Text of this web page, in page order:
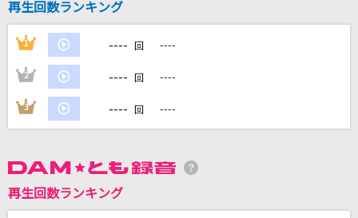
高橋洋樹
カラオケ最新情報をチェック！
再生回数ランキング
1 ---- 回 ----
2 ---- 回 ----
3 ---- 回 ----
再生回数ランキング